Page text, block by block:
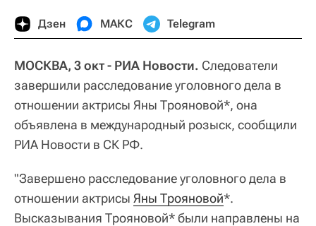
Дзен МАКС Telegram
МОСКВА, 3 окт - РИА Новости. Следователи
завершили расследование уголовного дела в
отношении актрисы Яны Трояновой*, она
объявлена в международный розыск, сообщили
РИА Новости в СК РФ.
"Завершено расследование уголовного дела в
отношении актрисы Яны Трояновой*.
Высказывания Трояновой* были направлены на